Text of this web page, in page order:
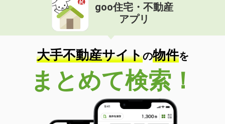
goo住宅・不動産
アプリ
大手不動産サイトの物件を
まとめて検索！